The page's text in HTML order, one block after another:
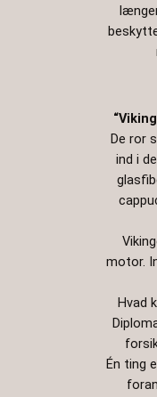
De ror
ind i
motor.
Hvad
Én ting